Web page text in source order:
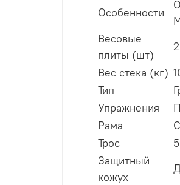
Особенности
Весовые
плиты (шт)
Вес стека (кг)
Тип
Упражнения
Рама
Трос
Защитный
кожух